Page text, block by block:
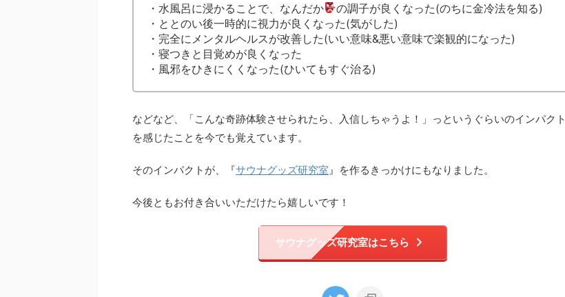
・水風呂に浸かることで、なんだか
の調子が良くなった(のちに金冷法を知る)
・ととのい後一時的に視力が良くなった(気がした)
・完全にメンタルヘルスが改善した(いい意味&悪い意味で楽観的になった)
・寝つきと目覚めが良くなった
・風邪をひきにくくなった(ひいてもすぐ治る)
などなど、「こんな奇跡体験させられたら、入信しちゃうよ！」っというぐらいのインパクト
を感じたことを今でも覚えています。
そのインパクトが、『サウナグッズ研究室 』を作るきっかけにもなりました。
今後ともお付き合いいただけたら嬉しいです！
サウナグッズ研究室はこちら